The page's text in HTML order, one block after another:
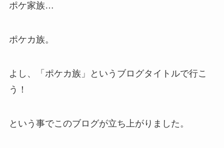
ポケ家族…
ポケカ族。
よし、「ポケカ族」というブログタイトルで行こ
う！
という事でこのブログが立ち上がりました。